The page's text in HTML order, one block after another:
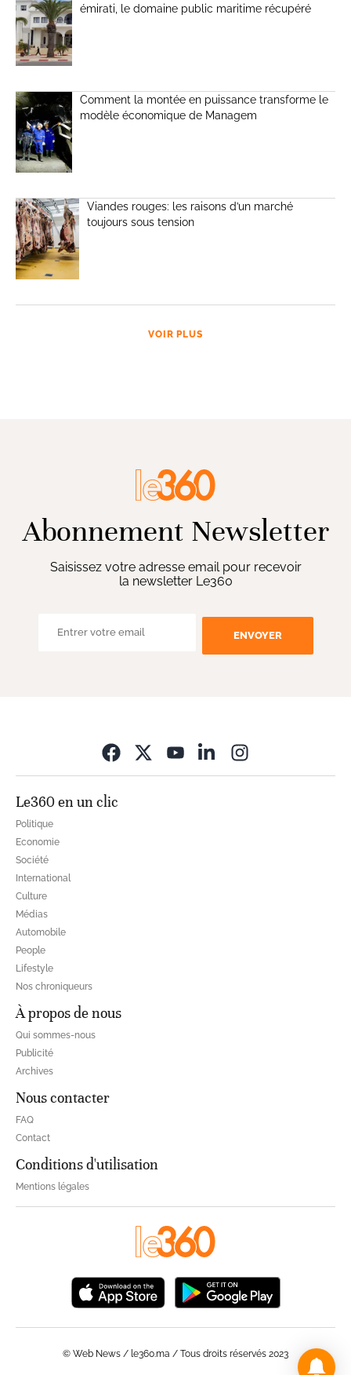
émirati, le domaine public maritime récupéré
Comment la montée en puissance transforme le
modèle économique de Managem
Viandes rouges: les raisons d’un marché
toujours sous tension
VOIR PLUS
Abonnement Newsletter
Saisissez votre adresse email pour recevoir
la newsletter Le360
ENVOYER
Le360 en un clic
Politique
Economie
Société
International
Culture
Médias
Automobile
People
Lifestyle
Nos chroniqueurs
À propos de nous
Qui sommes-nous
Publicité
Archives
Nous contacter
FAQ
Contact
Conditions d'utilisation
Mentions légales
© Web News / le360.ma / Tous droits réservés 2023